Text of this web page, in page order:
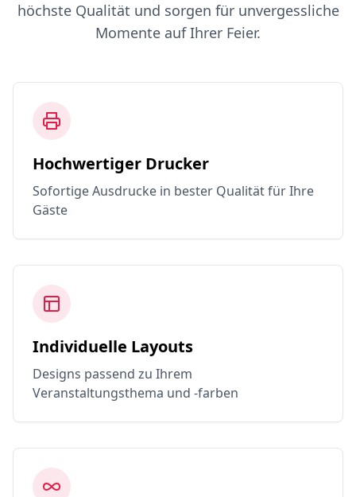
höchste Qualität und sorgen für unvergessliche
Momente auf Ihrer Feier.
Hochwertiger Drucker
Sofortige Ausdrucke in bester Qualität für Ihre
Gäste
Individuelle Layouts
Designs passend zu Ihrem
Veranstaltungsthema und -farben